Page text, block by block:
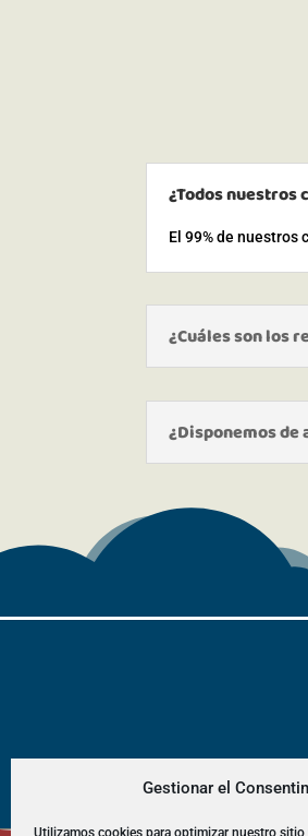
Gestionar el
Utilizamos cookies para optimizar nuestro
¿Todos
El 99% de
¿Cuáles son los
¿Disponemos de